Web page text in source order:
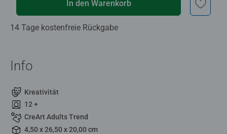
In den Warenkorb
14 Tage kostenfreie Rückgabe
Info
Kreativität
12 +
CreArt Adults Trend
4,50 x 26,50 x 20,00 cm